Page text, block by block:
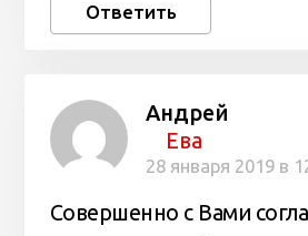
Ответить
Андрей
Ева
28 января 2019 в
Совершенно с Вами